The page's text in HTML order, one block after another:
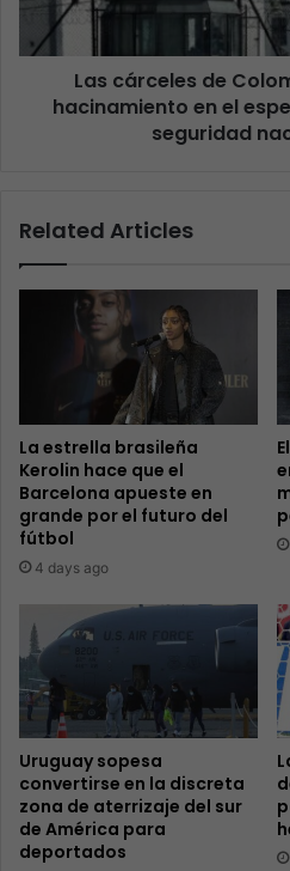
Las cárceles de
hacinamiento en el
seguridad
Related Articles
La estrella brasileña
Kerolin hace que el
Barcelona apueste en
grande por el futuro del
fútbol
4 days ago
Uruguay sopesa
convertirse en la discreta
zona de aterrizaje del sur
de América para
deportados